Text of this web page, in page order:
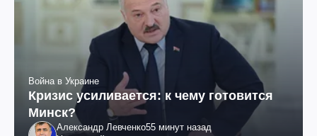
Война в Украине
Кризис усиливается: к чему готовится
Минск?
Александр Левченко55 минут назад